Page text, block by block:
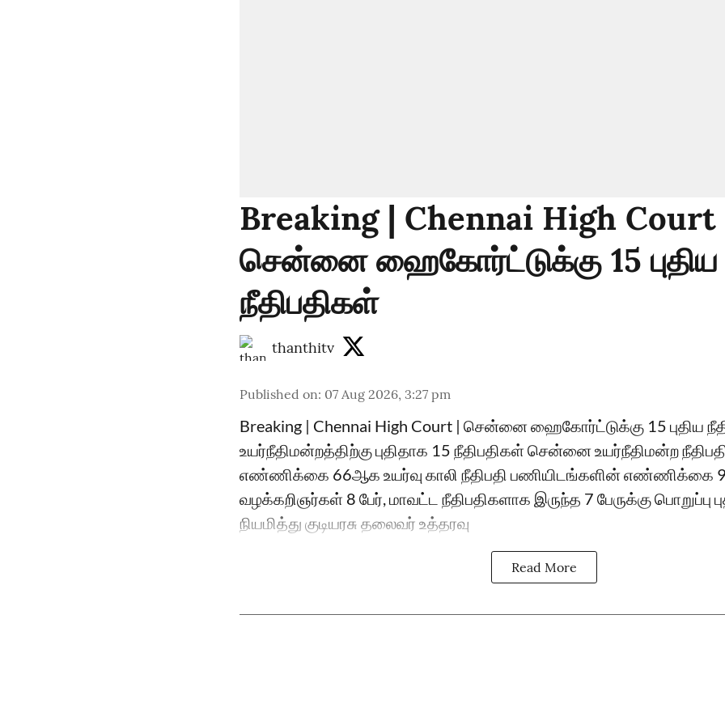
Breaking | Chennai High Court
சென்னை ஹைகோர்ட்டுக்கு 15 புதிய
நீதிபதிகள்
thanthitv
Published on: 07 Aug 2026, 3:27 pm
Breaking | Chennai High Court | சென்னை ஹைகோர்ட்டுக்கு 15 புதிய
உயர்நீதிமன்றத்திற்கு புதிதாக 15 நீதிபதிகள் சென்னை உயர்நீதிமன்ற
எண்ணிக்கை 66ஆக உயர்வு காலி நீதிபதி பணியிடங்களின் எண்ணிக்கை
வழக்கறிஞர்கள் 8 பேர், மாவட்ட நீதிபதிகளாக இருந்த 7 பேருக்கு பொறுப்பு
நியமித்து குடியரசு தலைவர் உத்தரவு
Read More